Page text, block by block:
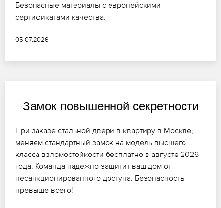
Безопасные материалы с европейскими
сертификатами качества.
05.07.2026
Замок повышенной секретности
При заказе стальной двери в квартиру в Москве,
меняем стандартный замок на модель высшего
класса взломостойкости бесплатно в августе 2026
года. Команда надежно защитит ваш дом от
несанкционированного доступа. Безопасность
превыше всего!